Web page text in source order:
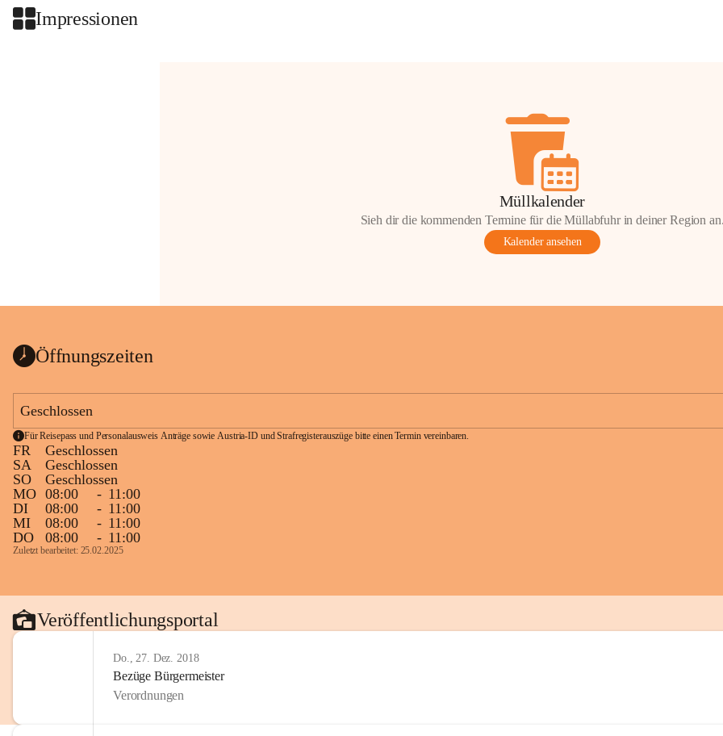
Impressionen
Müllkalender
Sieh dir die kommenden Termine für die Müllabfuhr in deiner Region
Kalender ansehen
Öffnungszeiten
Geschlossen
Für Reisepass und Personalausweis Anträge sowie Austria-ID und Strafregisterauszüge bitte einen Termin vereinbaren.
FR
Geschlossen
SA
Geschlossen
SO
Geschlossen
MO 08:00 - 11:00
DI
08:00 - 11:00
MI
08:00 - 11:00
DO
08:00 - 11:00
Zuletzt bearbeitet: 25.02.2025
Veröffentlichungsportal
Do., 27. Dez. 2018
Bezüge Bürgermeister
Verordnungen